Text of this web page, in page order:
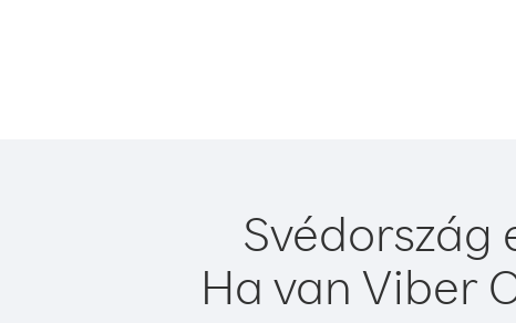
Svédország
Ha van Viber